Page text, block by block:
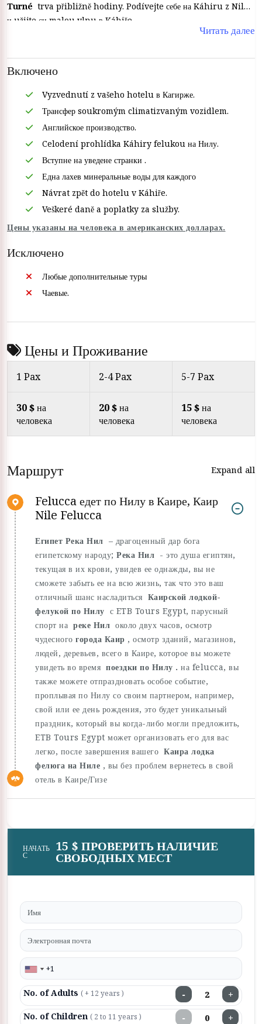
Turné trva přibližně hodiny. Podívejte себе на Káhiru z Nilu
и užijte си malou vlnu в Káhiře.
Читать далее
Включено
Vyzvednutí z vašeho hotelu в Кагирже.
Трансфер soukromým climatizvaným vozidlem.
Английское производство.
Celodení prohlídka Káhiry felukou на Нилу.
Вступне на уведене странки .
Една лахев минеральные воды для каждого
Návrat zpět do hotelu v Káhiře.
Veškeré daně a poplatky za služby.
Цены указаны на человека в американских долларах.
Исключено
Любые дополнительные туры
Чаевые.
Цены и Проживание
1 Pax 2-4 Pax 5-7 Pax
30 $на
человека
20 $на
человека
15 $на
человека
Маршрут Expand all
Felucca едет по Нилу в Каире, Каир
Nile Felucca
Египет Река Нил – драгоценный дар бога
египетскому народу; Река Нил - это душа египтян,
текущая в их крови, увидев ее однажды, вы не
сможете забыть ее на всю жизнь, так что это ваш
отличный шанс насладиться Каирской лодкой-
фелукой по Нилу с ETB Tours Egypt, парусный
спорт на реке Нил около двух часов, осмотр
чудесного города Каир , осмотр зданий, магазинов,
людей, деревьев, всего в Каире, которое вы можете
увидеть во время поездки по Нилу . на felucca, вы
также можете отпраздновать особое событие,
проплывая по Нилу со своим партнером, например,
свой или ее день рождения, это будет уникальный
праздник, который вы когда-либо могли предложить,
ETB Tours Egypt может организовать его для вас
легко, после завершения вашего Каира лодка
фелюга на Ниле , вы без проблем вернетесь в свой
отель в Каире/Гизе
НАЧАТЬ
С
15 $ ПРОВЕРИТЬ НАЛИЧИЕ
СВОБОДНЫХ МЕСТ
No. of Adults ( + 12 years ) − +
No. of Children ( 2 to 11 years ) − +